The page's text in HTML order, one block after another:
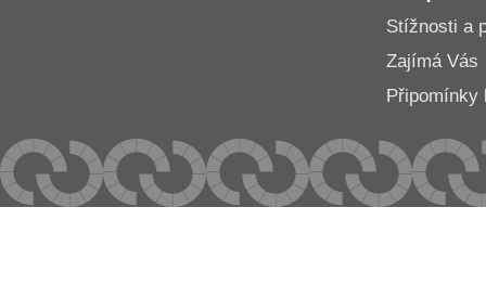
Stížnosti a
Zajímá Vás
Připomínky